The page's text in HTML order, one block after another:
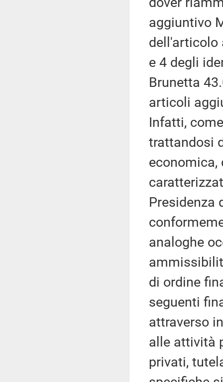
aggiuntivo
dell'articolo
e 4 degli
Brunetta
articoli
Infatti,
trattandosi
Presidenza
analoghe
di ordine
seguenti
attraverso
alle attività
privati,